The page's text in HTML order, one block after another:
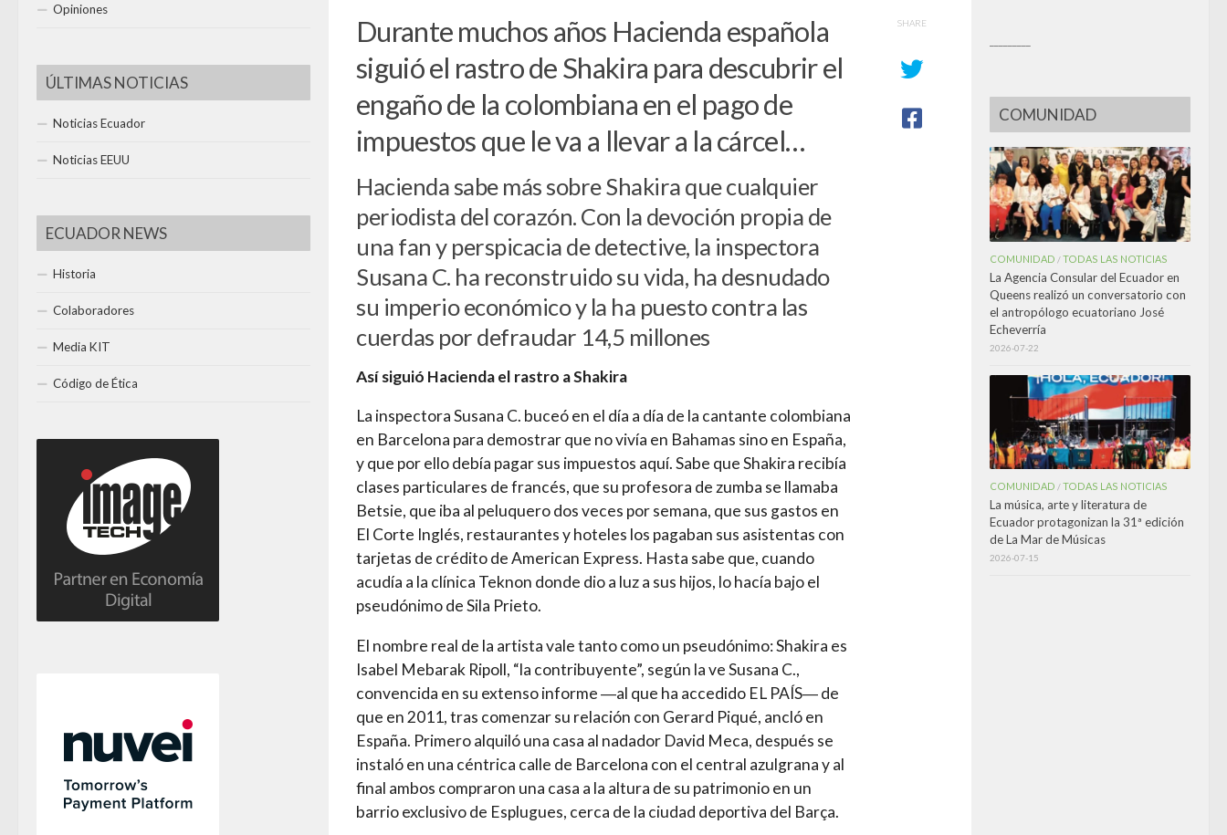
Durante muchos años Hacienda española
siguió el rastro de Shakira para descubrir el
engaño de la colombiana en el pago de
impuestos que le va a llevar a la cárcel…
Hacienda sabe más sobre Shakira que cualquier
periodista del corazón. Con la devoción propia de
una fan y perspicacia de detective, la inspectora
Susana C. ha reconstruido su vida, ha desnudado
su imperio económico y la ha puesto contra las
cuerdas por defraudar 14,5 millones
Así siguió Hacienda el rastro a Shakira
La inspectora Susana C. buceó en el día a día de la cantante colombiana
en Barcelona para demostrar que no vivía en Bahamas sino en España,
y que por ello debía pagar sus impuestos aquí. Sabe que Shakira recibía
clases particulares de francés, que su profesora de zumba se llamaba
Betsie, que iba al peluquero dos veces por semana, que sus gastos en
El Corte Inglés, restaurantes y hoteles los pagaban sus asistentas con
tarjetas de crédito de American Express. Hasta sabe que, cuando
acudía a la clínica Teknon donde dio a luz a sus hijos, lo hacía bajo el
pseudónimo de Sila Prieto.
El nombre real de la artista vale tanto como un pseudónimo: Shakira es
Isabel Mebarak Ripoll, “la contribuyente”, según la ve Susana C.,
convencida en su extenso informe ―al que ha accedido EL PAÍS― de
que en 2011, tras comenzar su relación con Gerard Piqué, ancló en
España. Primero alquiló una casa al nadador David Meca, después se
instaló en una céntrica calle de Barcelona con el central azulgrana y al
final ambos compraron una casa a la altura de su patrimonio en un
barrio exclusivo de Esplugues, cerca de la ciudad deportiva del Barça.
SHARE
Opiniones
ÚLTIMAS NOTICIAS
Noticias Ecuador
Noticias EEUU
ECUADOR NEWS
Historia
Colaboradores
Media KIT
Código de Ética
COMUNIDAD
COMUNIDAD /TODAS LAS NOTICIAS
La Agencia Consular del Ecuador en
Queens realizó un conversatorio con
el antropólogo ecuatoriano José
Echeverría
2026-07-22
COMUNIDAD /TODAS LAS NOTICIAS
La música, arte y literatura de
Ecuador protagonizan la 31ª edición
de La Mar de Músicas
2026-07-15